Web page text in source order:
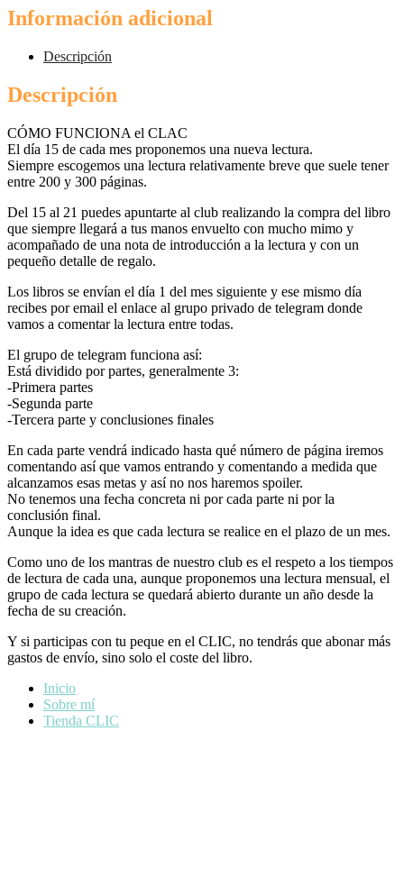
Información adicional
Descripción
Descripción
CÓMO FUNCIONA el CLAC
El día 15 de cada mes proponemos una nueva lectura.
Siempre escogemos una lectura relativamente breve que suele tener
entre 200 y 300 páginas.
Del 15 al 21 puedes apuntarte al club realizando la compra del libro
que siempre llegará a tus manos envuelto con mucho mimo y
acompañado de una nota de introducción a la lectura y con un
pequeño detalle de regalo.
Los libros se envían el día 1 del mes siguiente y ese mismo día
recibes por email el enlace al grupo privado de telegram donde
vamos a comentar la lectura entre todas.
El grupo de telegram funciona así:
Está dividido por partes, generalmente 3:
-Primera partes
-Segunda parte
-Tercera parte y conclusiones finales
En cada parte vendrá indicado hasta qué número de página iremos
comentando así que vamos entrando y comentando a medida que
alcanzamos esas metas y así no nos haremos spoiler.
No tenemos una fecha concreta ni por cada parte ni por la
conclusión final.
Aunque la idea es que cada lectura se realice en el plazo de un mes.
Como uno de los mantras de nuestro club es el respeto a los tiempos
de lectura de cada una, aunque proponemos una lectura mensual, el
grupo de cada lectura se quedará abierto durante un año desde la
fecha de su creación.
Y si participas con tu peque en el CLIC, no tendrás que abonar más
gastos de envío, sino solo el coste del libro.
Inicio
Sobre mí
Tienda CLIC